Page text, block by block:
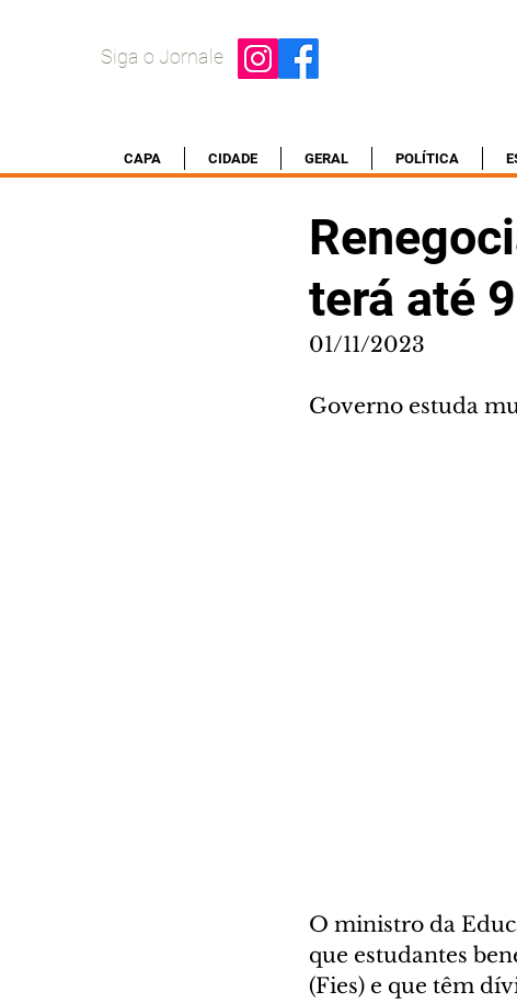
Siga o Jornale
CAPA CIDADE GERAL POLÍTICA
terá até
01/11/2023
Governo estuda
O ministro da
que estudantes
(Fies) e que têm